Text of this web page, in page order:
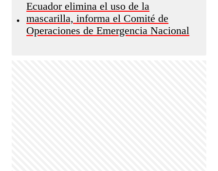
•
Ecuador elimina el uso de la
mascarilla, informa el Comité de
Operaciones de Emergencia Nacional